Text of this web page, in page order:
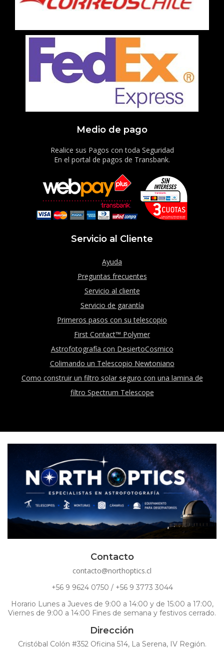
Medio de pago
Realice sus Pagos con toda Seguridad
En el portal de pagos de Transbank.
Servicio al Cliente
Ayuda
Preguntas frecuentes
Servicio al cliente
Servicio de garantía
Primeros pasos con su telescopio
First Contact™ Polymer
Astrofotografía con DesiertoCosmico
Colimando un Telescopio Newtoniano
Como construir un filtro solar seguro con una lamina de
filtro Spectrum Telescope
Contacto
contacto@northoptics.cl
+56 9 9624 0750 / +56 9 3773 3044
Horario Lunes a Jueves de 9:00 a 14:00 y de 15:00 a 17:00,
Viernes de 9:00 a 14:00 Fines de semana y festivos cerrado.
Dirección
Cristóbal Colón #352 Oficina 514, La Serena, IV Región.